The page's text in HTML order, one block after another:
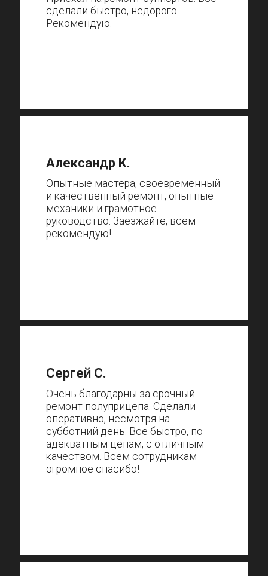
сделали быстро, недорого.
Рекомендую.
Александр К.
Опытные мастера, своевременный
и качественный ремонт, опытные
механики и грамотное
руководство. Заезжайте, всем
рекомендую!
Сергей С.
Очень благодарны за срочный
ремонт полуприцепа. Сделали
оперативно, несмотря на
субботний день. Все быстро, по
адекватным ценам, с отличным
качеством. Всем сотрудникам
огромное спасибо!